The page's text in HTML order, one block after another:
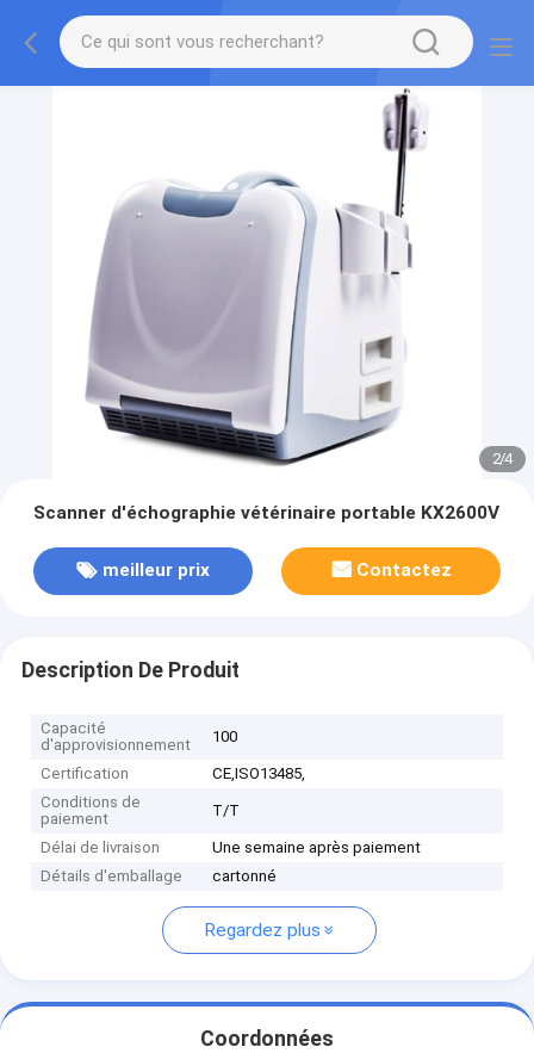
2/4
Scanner d'échographie vétérinaire portable KX2600V
meilleur prix Contactez
Description De Produit
Capacité
d'approvisionnement
100
Certification
CE,ISO13485,
Conditions de
paiement
T/T
Délai de livraison
Une semaine après paiement
Détails d'emballage
cartonné
Regardez plus
Coordonnées